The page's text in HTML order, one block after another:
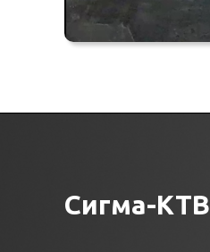
Сигма-КТВ